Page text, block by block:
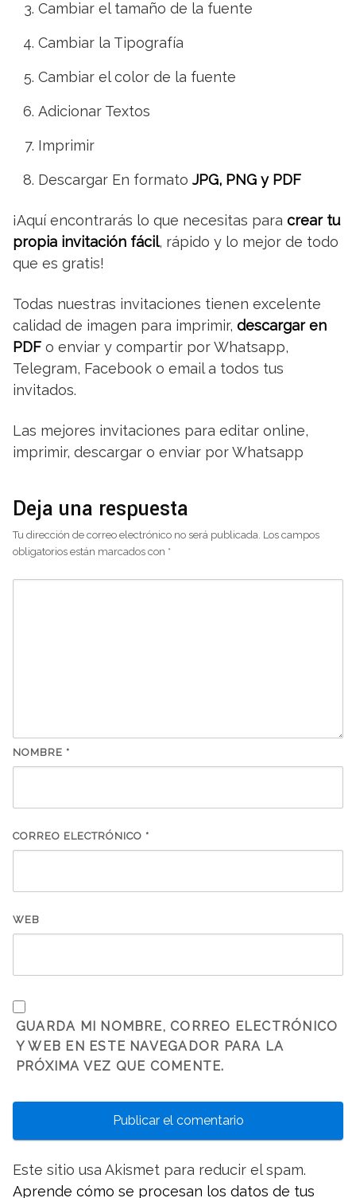
Cambiar el tamaño de la fuente
Cambiar la Tipografía
Cambiar el color de la fuente
Adicionar Textos
Imprimir
Descargar En formato JPG, PNG y PDF
¡Aquí encontrarás lo que necesitas para crear tu
propia invitación fácil, rápido y lo mejor de todo
que es gratis!
Todas nuestras invitaciones tienen excelente
calidad de imagen para imprimir, descargar en
PDF o enviar y compartir por Whatsapp,
Telegram, Facebook o email a todos tus
invitados.
Las mejores invitaciones para editar online,
imprimir, descargar o enviar por Whatsapp
Deja una respuesta
Tu dirección de correo electrónico no será publicada. Los campos
obligatorios están marcados con *
NOMBRE *
CORREO ELECTRÓNICO *
WEB
GUARDA MI NOMBRE, CORREO ELECTRÓNICO
Y WEB EN ESTE NAVEGADOR PARA LA
PRÓXIMA VEZ QUE COMENTE.
Este sitio usa Akismet para reducir el spam.
Aprende cómo se procesan los datos de tus